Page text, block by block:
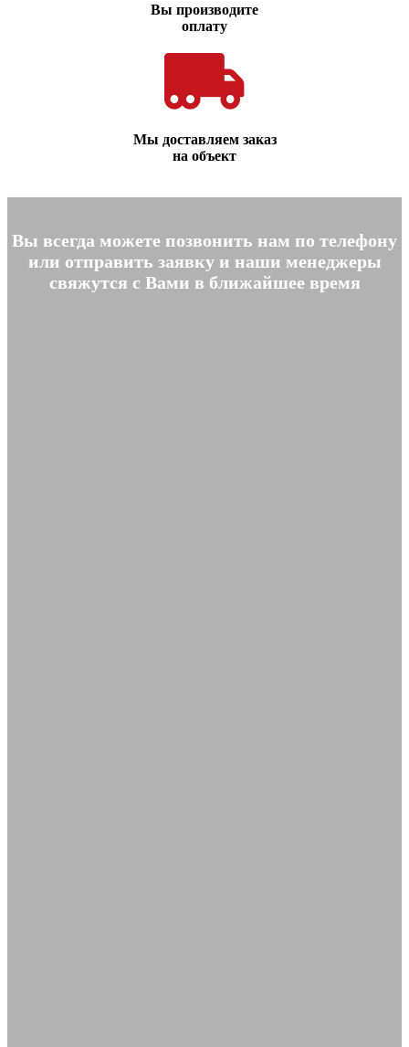
Вы производите
оплату
Мы доставляем заказ
на объект
Вы всегда можете позвонить нам по телефону
или отправить заявку и наши менеджеры
свяжутся с Вами в ближайшее время